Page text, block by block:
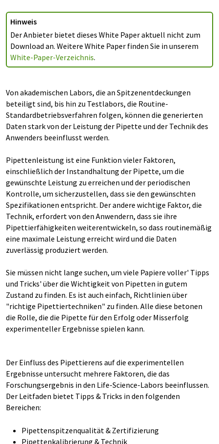
Hinweis
Der Anbieter bietet dieses White Paper aktuell nicht zum
Download an. Weitere White Paper finden Sie in unserem
White-Paper-Verzeichnis.
Von akademischen Labors, die an Spitzenentdeckungen
beteiligt sind, bis hin zu Testlabors, die Routine-
Standardbetriebsverfahren folgen, können die generierten
Daten stark von der Leistung der Pipette und der Technik des
Anwenders beeinflusst werden.
Pipettenleistung ist eine Funktion vieler Faktoren,
einschließlich der Instandhaltung der Pipette, um die
gewünschte Leistung zu erreichen und der periodischen
Kontrolle, um sicherzustellen, dass sie den gewünschten
Spezifikationen entspricht. Der andere wichtige Faktor, die
Technik, erfordert von den Anwendern, dass sie ihre
Pipettierfähigkeiten weiterentwickeln, so dass routinemäßig
eine maximale Leistung erreicht wird und die Daten
zuverlässig produziert werden.
Sie müssen nicht lange suchen, um viele Papiere voller' Tipps
und Tricks' über die Wichtigkeit von Pipetten in gutem
Zustand zu finden. Es ist auch einfach, Richtlinien über
"richtige Pipettiertechniken" zu finden. Alle diese betonen
die Rolle, die die Pipette für den Erfolg oder Misserfolg
experimenteller Ergebnisse spielen kann.
Der Einfluss des Pipettierens auf die experimentellen
Ergebnisse untersucht mehrere Faktoren, die das
Forschungsergebnis in den Life-Science-Labors beeinflussen.
Der Leitfaden bietet Tipps & Tricks in den folgenden
Bereichen:
Pipettenspitzenqualität & Zertifizierung
Pipettenkalibrierung & Technik